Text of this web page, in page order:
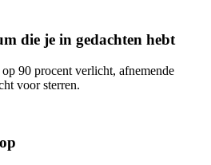
die je in gedachten hebt
op 90 procent verlicht, afnemende
voor sterren.